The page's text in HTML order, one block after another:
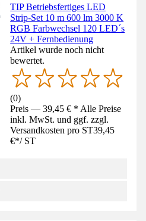
TIP Betriebsfertiges LED
Strip-Set 10 m 600 lm 3000 K
RGB Farbwechsel 120 LED´s
24V + Fernbedienung
Artikel wurde noch nicht
bewertet.
(0)
Preis — 39,45 € * Alle Preise
inkl. MwSt. und ggf. zzgl.
Versandkosten pro ST39,45
€*/ ST